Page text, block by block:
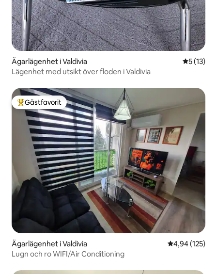
Ägarlägenhet i Valdivia 5 av 5 i
5 (13)
Lägenhet med utsikt över floden i Valdivia
Populär gästfavorit
Gästfavorit
Ägarlägenhet i Valdivia 4,94 av 5 i
4,94 (125)
Lugn och ro WIFI/Air Conditioning